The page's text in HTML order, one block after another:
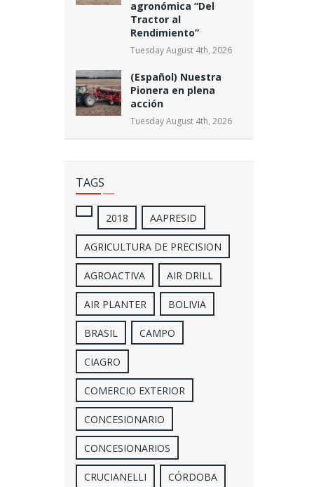
agronómica “Del
Tractor al
Rendimiento”
Tuesday August 4th, 2026
(Español) Nuestra
Pionera en plena
acción
Tuesday August 4th, 2026
TAGS
2018 AAPRESID
AGRICULTURA DE PRECISION
AGROACTIVA AIR DRILL
AIR PLANTER BOLIVIA
BRASIL CAMPO
CIAGRO
COMERCIO EXTERIOR
CONCESIONARIO
CONCESIONARIOS
CRUCIANELLI CÓRDOBA